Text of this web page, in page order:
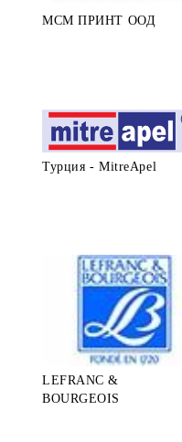
МСМ ПРИНТ ООД
Турция - MitreApel
LEFRANC &
BOURGEOIS